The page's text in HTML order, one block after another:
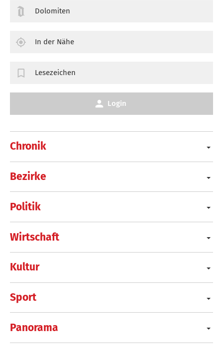
Chronik
Bezirke
Politik
Wirtschaft
Kultur
Sport
Panorama
Dolomiten
In der Nähe
Lesezeichen
Login